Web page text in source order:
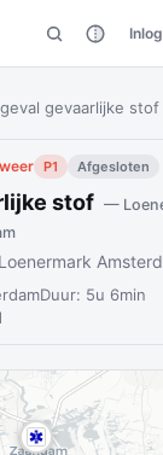
gevaarlijke stof
P1 Afgesloten
stof —
Duur: 5u 6min